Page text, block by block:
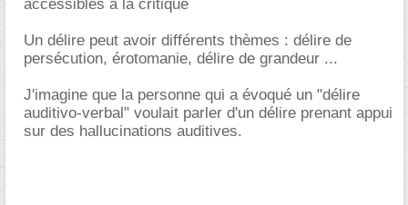
accessibles à la critique
Un délire peut avoir différents thèmes : délire de
persécution, érotomanie, délire de grandeur ...
J'imagine que la personne qui a évoqué un "délire
auditivo-verbal" voulait parler d'un délire prenant appui
sur des hallucinations auditives.